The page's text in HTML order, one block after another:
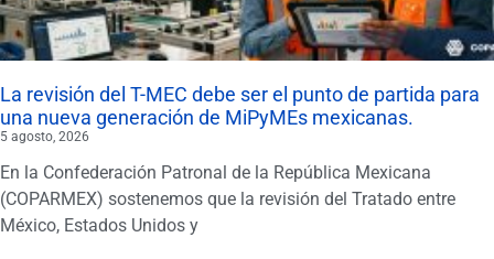
La revisión del T-MEC debe ser el punto de partida para
una nueva generación de MiPyMEs mexicanas.
5 agosto, 2026
En la Confederación Patronal de la República Mexicana
(COPARMEX) sostenemos que la revisión del Tratado entre
México, Estados Unidos y